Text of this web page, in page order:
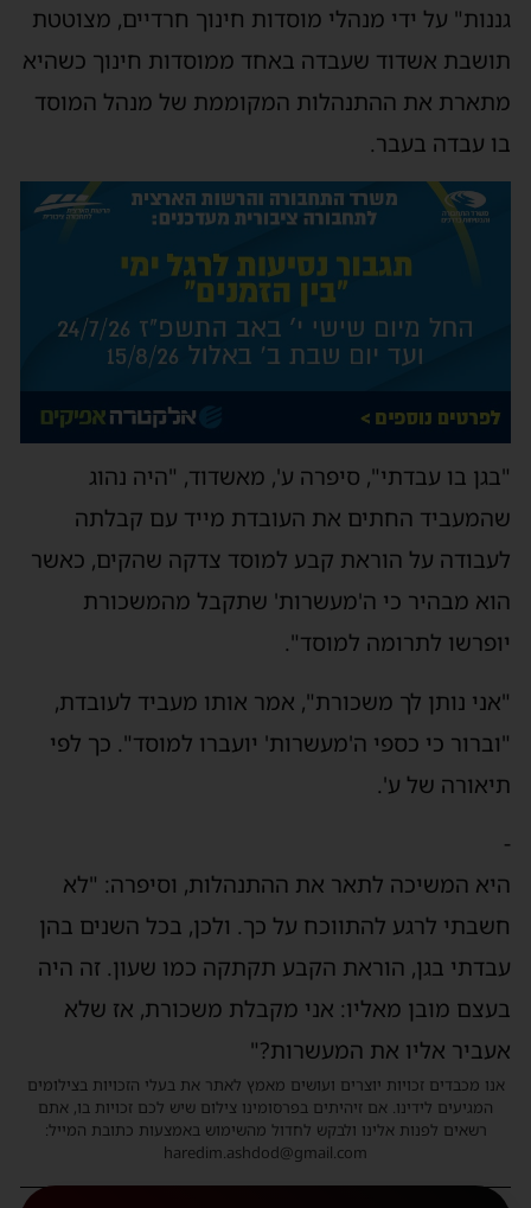
גננות" על ידי מנהלי מוסדות חינוך חרדיים, מצוטטת
תושבת אשדוד שעבדה באחד ממוסדות חינוך כשהיא
מתארת את ההתנהלות המקוממת של מנהל המוסד
בו עבדה בעבר.
"בגן בו עבדתי", סיפרה ע', מאשדוד, "היה נהוג
שהמעביד החתים את העובדת מייד עם קבלתה
לעבודה על הוראת קבע למוסד צדקה שהקים, כאשר
הוא מבהיר כי ה'מעשרות' שתקבל מהמשכורת
יופרשו לתרומה למוסד".
"אני נותן לך משכורת", אמר אותו מעביד לעובדת,
"וברור כי כספי ה'מעשרות' יועברו למוסד". כך לפי
תיאורה של ע'.
-
היא המשיכה לתאר את ההתנהלות, וסיפרה: "לא
חשבתי לרגע להתווכח על כך. ולכן, בכל השנים בהן
עבדתי בגן, הוראת הקבע תקתקה כמו שעון. זה היה
בעצם מובן מאליו: אני מקבלת משכורת, אז שלא
אעביר אליו את המעשרות?"
אנו מכבדים זכויות יוצרים ועושים מאמץ לאתר את בעלי הזכויות בצילומים
המגיעים לידינו. אם זיהיתים בפרסומינו צילום שיש לכם זכויות בו, אתם
רשאים לפנות אלינו ולבקש לחדול מהשימוש באמצעות כתובת המייל:
haredim.ashdod@gmail.com